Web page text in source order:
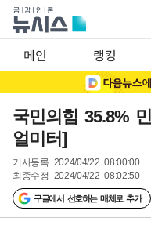
메인 랭킹
국민의힘 35.8%
얼미터]
기사등록 2024/04/22 08:00:00
최종수정 2024/04/22 08:02:50
구글에서 선호하는 매체로 추가